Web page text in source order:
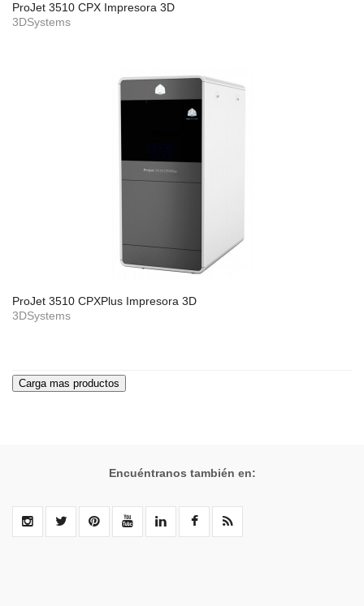
ProJet 3510 CPX Impresora 3D
3DSystems
ProJet 3510 CPXPlus Impresora 3D
3DSystems
Encuéntranos también en: